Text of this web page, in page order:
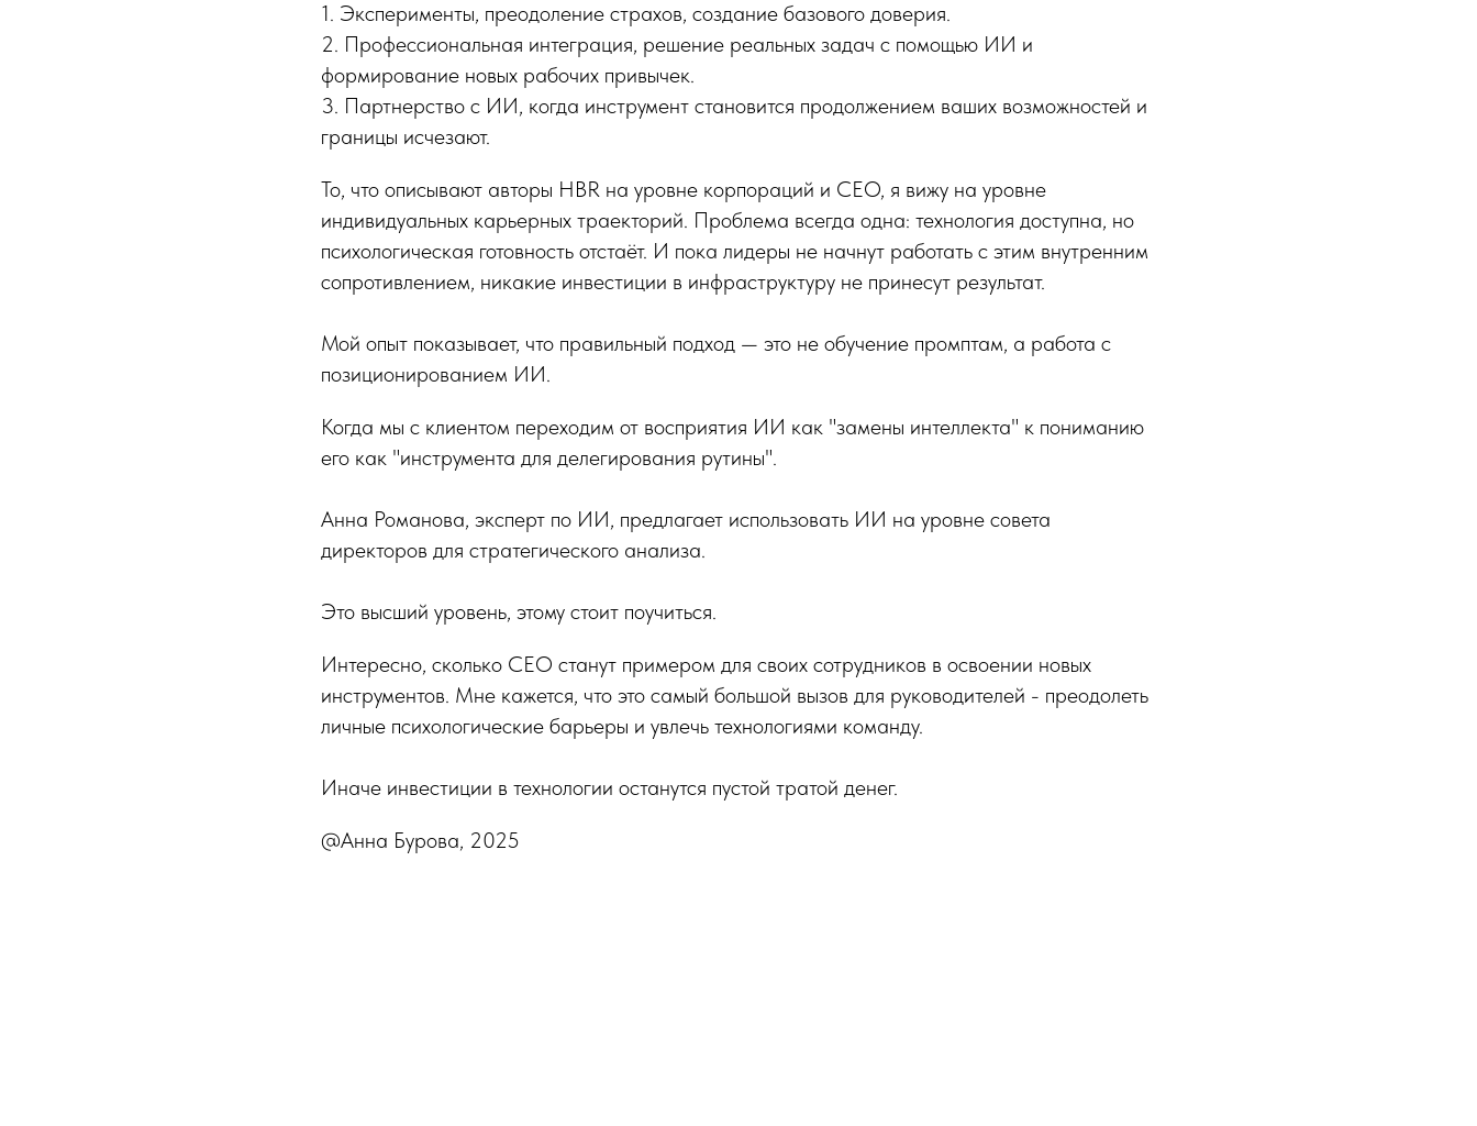
1. Эксперименты, преодоление страхов, создание базового доверия.
2. Профессиональная интеграция, решение реальных задач с помощью ИИ и
формирование новых рабочих привычек.
3. Партнерство с ИИ, когда инструмент становится продолжением ваших возможностей и
границы исчезают.
То, что описывают авторы HBR на уровне корпораций и CEO, я вижу на уровне
индивидуальных карьерных траекторий. Проблема всегда одна: технология доступна, но
психологическая готовность отстаёт. И пока лидеры не начнут работать с этим внутренним
сопротивлением, никакие инвестиции в инфраструктуру не принесут результат.
Мой опыт показывает, что правильный подход — это не обучение промптам, а работа с
позиционированием ИИ.
Когда мы с клиентом переходим от восприятия ИИ как "замены интеллекта" к пониманию
его как "инструмента для делегирования рутины".
Анна Романова, эксперт по ИИ, предлагает использовать ИИ на уровне совета
директоров для стратегического анализа.
Это высший уровень, этому стоит поучиться.
Интересно, сколько CEO станут примером для своих сотрудников в освоении новых
инструментов. Мне кажется, что это самый большой вызов для руководителей - преодолеть
личные психологические барьеры и увлечь технологиями команду.
Иначе инвестиции в технологии останутся пустой тратой денег.
@Анна Бурова, 2025